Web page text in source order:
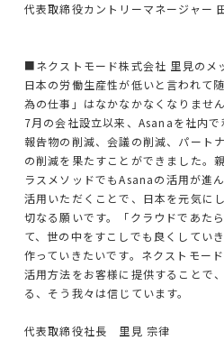
お問い
資料
ホワイト
代表取締役カントリーマネージャー
■ネクストモード株式会社 里見のメ
日本の労働生産性が低いと言われて
為の仕事」はなかなかなくなりませ
7月の会社設立以来、Asanaを社内
報告物の削減、会議の削減、パート
の削減を果たすことができました。
ラスメソッドでもAsanaの活用が進
活用いただくことで、日本を元気に
切なる願いです。「クラウドであた
て、世の中をすこしでも良くしてい
作っていきたいです。ネクストモー
活用方法をお客様に提供することで
る、そう我々は信じています。
代表取締役社長 里見 宗律